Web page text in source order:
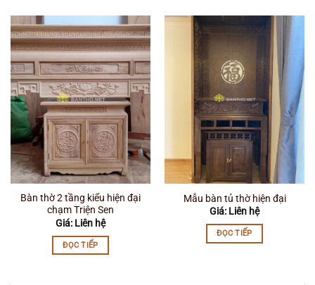
Bàn thờ 2 tầng kiểu hiện đại
chạm Triện Sen
Giá: Liên hệ
ĐỌC TIẾP
Mẫu bàn tủ thờ hiện đại
Giá: Liên hệ
ĐỌC TIẾP